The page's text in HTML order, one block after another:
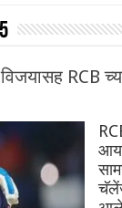
RCB